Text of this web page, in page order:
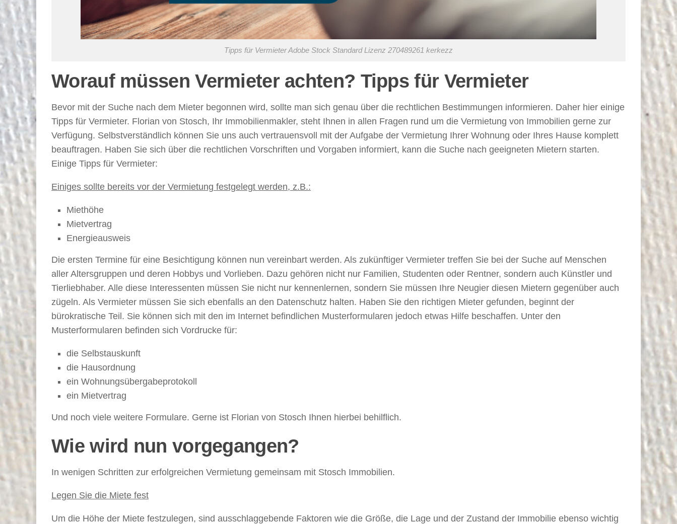
Tipps für Vermieter Adobe Stock Standard Lizenz 270489261 kerkezz
Worauf müssen Vermieter achten? Tipps für Vermieter
Bevor mit der Suche nach dem Mieter begonnen wird, sollte man sich genau über die rechtlichen Bestimmungen informieren. Daher hier einige
Tipps für Vermieter. Florian von Stosch, Ihr Immobilienmakler, steht Ihnen in allen Fragen rund um die Vermietung von Immobilien gerne zur
Verfügung. Selbstverständlich können Sie uns auch vertrauensvoll mit der Aufgabe der Vermietung Ihrer Wohnung oder Ihres Hause komplett
beauftragen. Haben Sie sich über die rechtlichen Vorschriften und Vorgaben informiert, kann die Suche nach geeigneten Mietern starten.
Einige Tipps für Vermieter:
Einiges sollte bereits vor der Vermietung festgelegt werden, z.B.:
Miethöhe
Mietvertrag
Energieausweis
Die ersten Termine für eine Besichtigung können nun vereinbart werden. Als zukünftiger Vermieter treffen Sie bei der Suche auf Menschen
aller Altersgruppen und deren Hobbys und Vorlieben. Dazu gehören nicht nur Familien, Studenten oder Rentner, sondern auch Künstler und
Tierliebhaber. Alle diese Interessenten müssen Sie nicht nur kennenlernen, sondern Sie müssen Ihre Neugier diesen Mietern gegenüber auch
zügeln. Als Vermieter müssen Sie sich ebenfalls an den Datenschutz halten. Haben Sie den richtigen Mieter gefunden, beginnt der
bürokratische Teil. Sie können sich mit den im Internet befindlichen Musterformularen jedoch etwas Hilfe beschaffen. Unter den
Musterformularen befinden sich Vordrucke für:
die Selbstauskunft
die Hausordnung
ein Wohnungsübergabeprotokoll
ein Mietvertrag
Und noch viele weitere Formulare. Gerne ist Florian von Stosch Ihnen hierbei behilflich.
Wie wird nun vorgegangen?
In wenigen Schritten zur erfolgreichen Vermietung gemeinsam mit Stosch Immobilien.
Legen Sie die Miete fest
Um die Höhe der Miete festzulegen, sind ausschlaggebende Faktoren wie die Größe, die Lage und der Zustand der Immobilie ebenso wichtig